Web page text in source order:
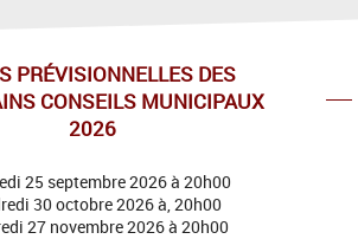
PRÉVISIONNELLES DES
CONSEILS MUNICIPAUX
2026
25 septembre 2026 à 20h00
30 octobre 2026 à, 20h00
27 novembre 2026 à 20h00